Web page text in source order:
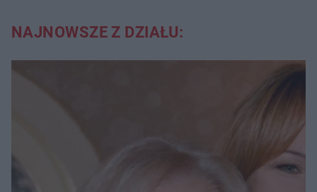
NAJNOWSZE Z DZIAŁU: